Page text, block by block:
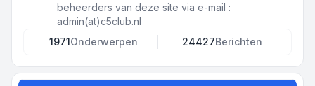
beheerders van deze site via e-mail :
admin(at)c5club.nl
1971Onderwerpen 24427Berichten